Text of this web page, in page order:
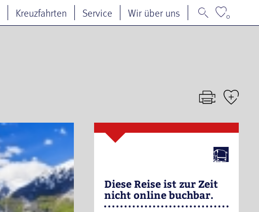
Kreuzfahrten Service Wir über uns 0
Diese Reise ist zur Zeit
nicht online buchbar.